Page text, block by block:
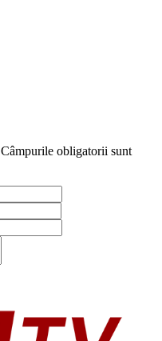
Câmpurile obligatorii sunt